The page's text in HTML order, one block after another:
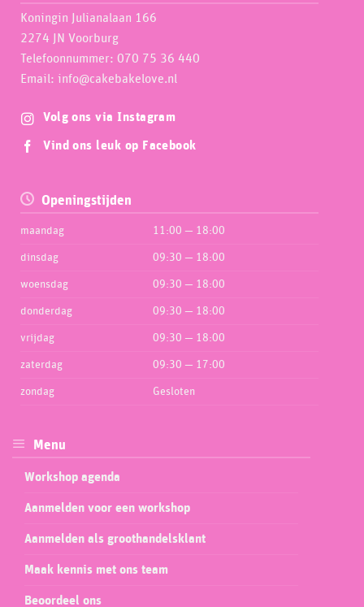
Koningin Julianalaan 166
2274 JN Voorburg
Telefoonnummer: 070 75 36 440
Email: info@cakebakelove.nl
Volg ons via Instagram
Vind ons leuk op Facebook
Openingstijden
maandag 11:00 — 18:00
dinsdag 09:30 — 18:00
woensdag 09:30 — 18:00
donderdag 09:30 — 18:00
vrijdag 09:30 — 18:00
zaterdag 09:30 — 17:00
zondag Gesloten
Menu
Workshop agenda
Aanmelden voor een workshop
Aanmelden als groothandelsklant
Maak kennis met ons team
Beoordeel ons